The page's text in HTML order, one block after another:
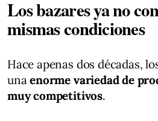
Los bazares ya no
mismas condiciones
Hace apenas dos décadas,
unaenorme variedad de
muy competitivos.